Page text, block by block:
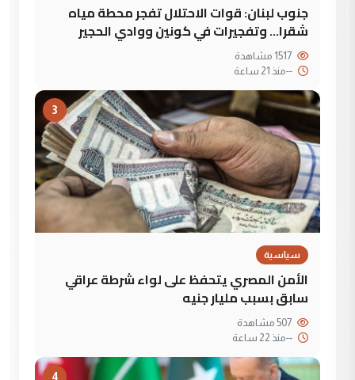
جنوب لبنان: قوات الاحتلال تفجر محطة مياه
شقرا… وتفجيرات في كونين ووادي الحجير
--منذ 21 ساعة
3
سياسية
الأمن المصري يتحفظ على لواء شرطة عراقي
سابق بسبب مليار جنيه
--منذ 22 ساعة
4